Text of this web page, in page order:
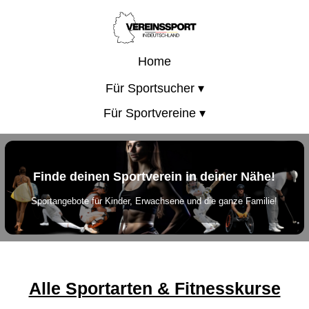
Home
Für Sportsucher ▾
Für Sportvereine ▾
Finde deinen Sportverein in deiner Nähe!
Sportangebote für Kinder, Erwachsene und die ganze Familie!
Alle Sportarten & Fitnesskurse